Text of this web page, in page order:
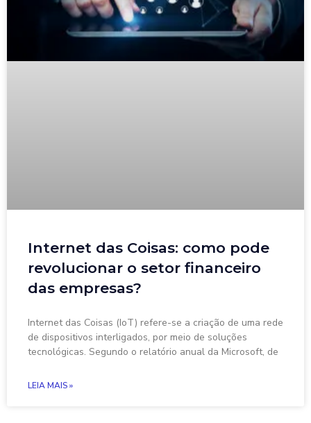
Internet das Coisas: como pode
revolucionar o setor financeiro
das empresas?
Internet das Coisas (IoT) refere-se a criação de uma rede
de dispositivos interligados, por meio de soluções
tecnológicas. Segundo o relatório anual da Microsoft, de
LEIA MAIS »